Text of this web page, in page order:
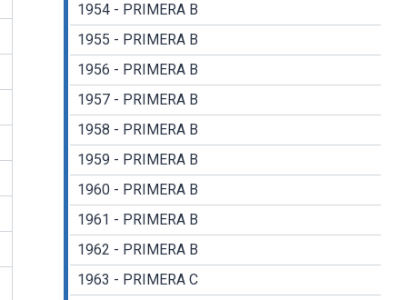
1954 - PRIMERA B
1955 - PRIMERA B
1956 - PRIMERA B
1957 - PRIMERA B
1958 - PRIMERA B
1959 - PRIMERA B
1960 - PRIMERA B
1961 - PRIMERA B
1962 - PRIMERA B
1963 - PRIMERA C